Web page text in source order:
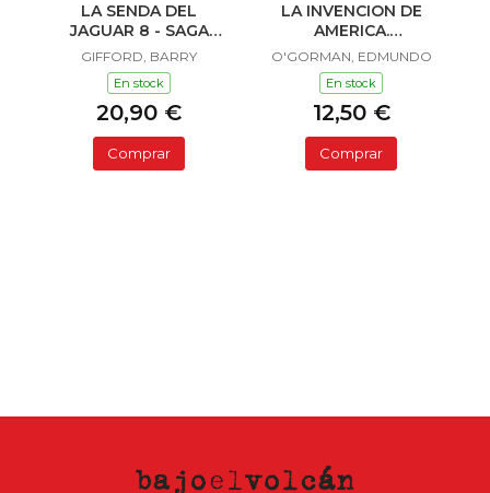
LA SENDA DEL
JAGUAR 8 - SAGA
SAILOR Y LULA
GIFFORD, BARRY
En stock
20,90 €
Comprar
LA INVENCION DE
AMERICA.
INVESTIGACION
ACERCA DE L
O'GORMAN, EDMUNDO
En stock
12,50 €
Comprar